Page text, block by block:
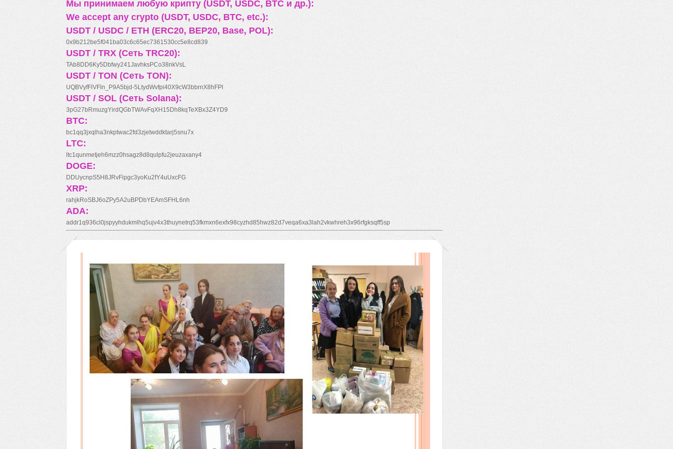
Мы принимаем любую крипту (USDT, USDC, BTC и др.):
We accept any crypto (USDT, USDC, BTC, etc.):
USDT / USDC / ETH (ERC20, BEP20, Base, POL):
0x9b212be5f041ba03c6c65ec7361530cc5e8cd839
USDT / TRX (Сеть TRC20):
TAb8DD6Ky5Dbfwy241JavhksPCo38nkVsL
USDT / TON (Сеть TON):
UQBVyfFlVFln_P9A5bjd-5LtydWvfpi40X9cW3bbrnX8hFPl
USDT / SOL (Сеть Solana):
3pG27bRmuzgYirdQGbTWAvFqXH15Dh8kqTeXBx3Z4YD9
BTC:
bc1qq3jxqlha3nkptwac2fd3zjetwddktarj5snu7x
LTC:
ltc1qunmetjeh6mzz0hsagz8d8qulpfu2jeuzaxany4
DOGE:
DDUycnpS5H8JRvFipgc3yoKu2fY4uUxcFG
XRP:
rahjkRoSBJ6oZPy5A2uBPDbYEAmSFHL6nh
ADA:
addr1q936cl0jspyyhdukmlhq5ujv4x3thuynetrq53fkmxn6exfx98cyzhd85hwz82d7veqa6xa3lah2vkwhreh3x96rfgksqff5sp